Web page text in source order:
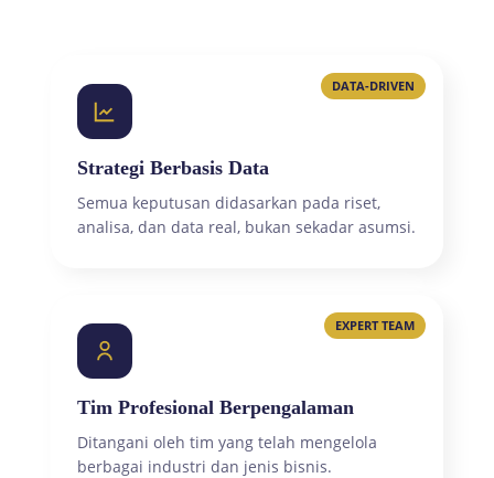
DATA-DRIVEN
Strategi Berbasis Data
Semua keputusan didasarkan pada riset,
analisa, dan data real, bukan sekadar asumsi.
EXPERT TEAM
Tim Profesional Berpengalaman
Ditangani oleh tim yang telah mengelola
berbagai industri dan jenis bisnis.